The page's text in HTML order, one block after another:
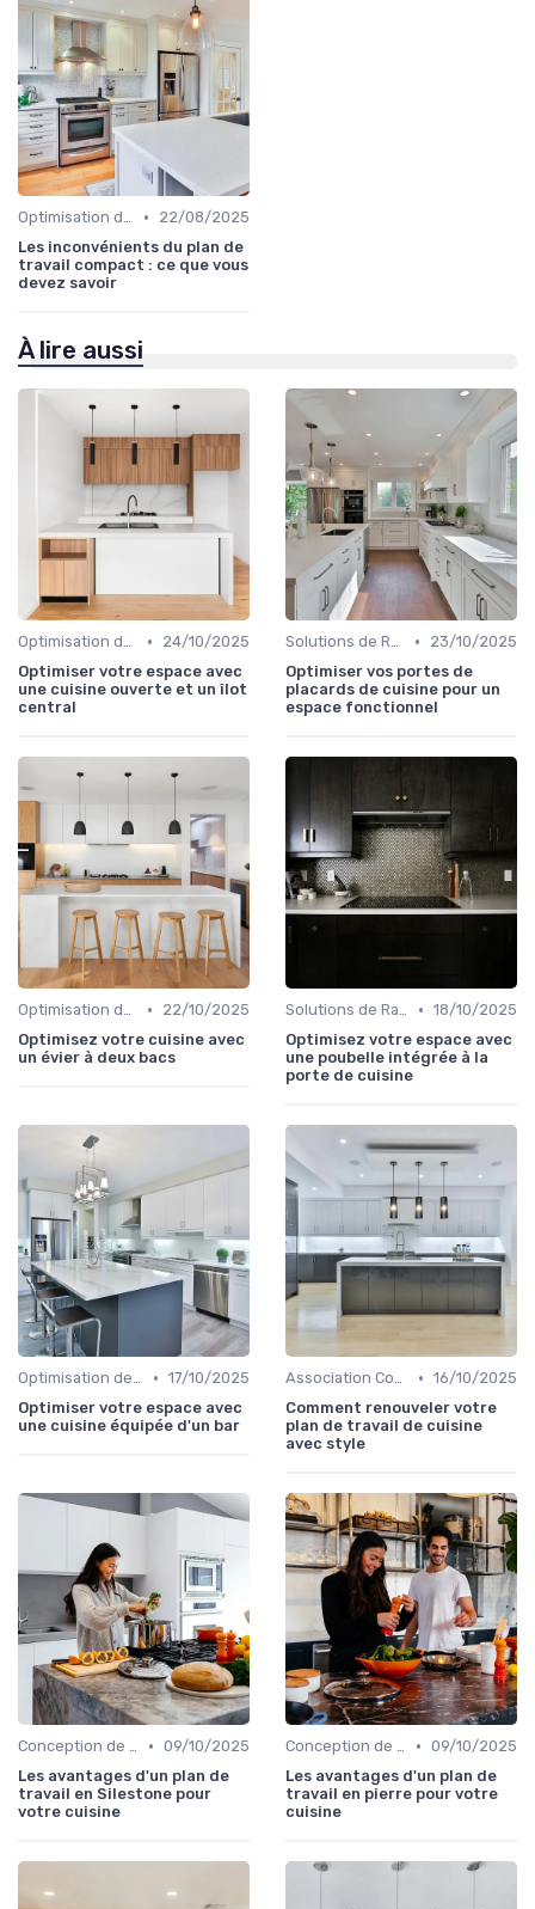
Optimisation de l'Espace •
22/08/2025
Les inconvénients du plan de
travail compact : ce que vous
devez savoir
À lire aussi
Optimisation de l'Espace •
24/10/2025
Optimiser votre espace avec
une cuisine ouverte et un îlot
central
Solutions de Rangement Intelligentes •
23/10/2025
Optimiser vos portes de
placards de cuisine pour un
espace fonctionnel
Optimisation de l'Espace •
22/10/2025
Optimisez votre cuisine avec
un évier à deux bacs
Solutions de Rangement Intelligentes • 18/10/2025
Optimisez votre espace avec
une poubelle intégrée à la
porte de cuisine
Optimisation de l'Espace • 17/10/2025
Optimiser votre espace avec
une cuisine équipée d'un bar
Association Couleurs et Matériaux • 16/10/2025
Comment renouveler votre
plan de travail de cuisine
avec style
Conception de Cuisine sur Mesure • 09/10/2025
Les avantages d'un plan de
travail en Silestone pour
votre cuisine
Conception de Cuisine sur Mesure • 09/10/2025
Les avantages d'un plan de
travail en pierre pour votre
cuisine